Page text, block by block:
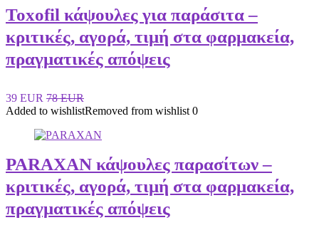
Toxofil κάψουλες για παράσιτα –
κριτικές, αγορά, τιμή στα φαρμακεία,
πραγματικές απόψεις
39 EUR 78 EUR
Added to wishlistRemoved from wishlist 0
PARAXAN κάψουλες παρασίτων –
κριτικές, αγορά, τιμή στα φαρμακεία,
πραγματικές απόψεις